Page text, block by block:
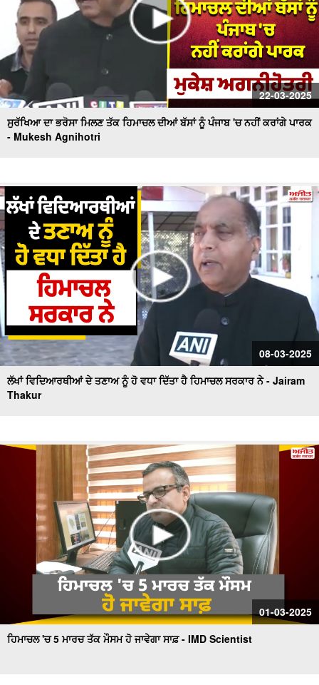
22-03-2025
ਸੁਰੱਖਿਆ ਦਾ ਭਰੋਸਾ ਮਿਲਣ ਤੱਕ ਹਿਮਾਚਲ ਦੀਆਂ ਬੱਸਾਂ ਨੂੰ ਪੰਜਾਬ 'ਚ ਨਹੀਂ ਕਰਾਂਗੇ ਪਾਰਕ
- Mukesh Agnihotri
08-03-2025
ਲੱਖਾਂ ਵਿਦਿਆਰਥੀਆਂ ਦੇ ਤਣਾਅ ਨੂੰ ਹੋ ਵਧਾ ਦਿੱਤਾ ਹੈ ਹਿਮਾਚਲ ਸਰਕਾਰ ਨੇ - Jairam
Thakur
01-03-2025
ਹਿਮਾਚਲ 'ਚ 5 ਮਾਰਚ ਤੱਕ ਮੌਸਮ ਹੋ ਜਾਵੇਗਾ ਸਾਫ਼ - IMD Scientist